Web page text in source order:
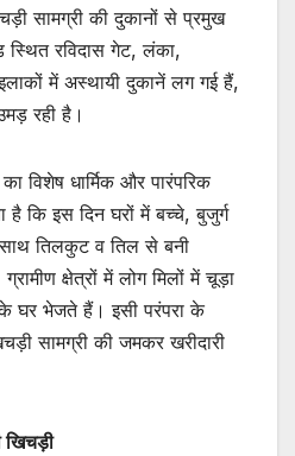
सामग्री की दुकानों से प्रमुख
रविदास गेट, लंका,
में अस्थायी दुकानें लग गई हैं,
रही है।
विशेष धार्मिक और पारंपरिक
है कि इस दिन घरों में बच्चे, बुजुर्ग
तिलकुट व तिल से बनी
क्षेत्रों में लोग मिलों में चूड़ा
घर भेजते हैं। इसी परंपरा के
सामग्री की जमकर खरीदारी
खिचड़ी